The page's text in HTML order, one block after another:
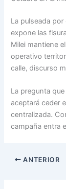
La pulseada
expone las
Milei mantiene
operativo
calle, discurso
La pregunta
aceptará ceder
centralizada.
campaña entra
ANTERIOR